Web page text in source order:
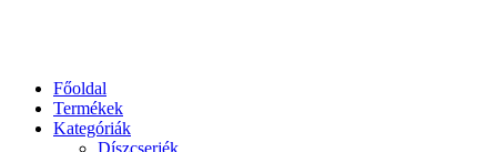
Főoldal
Termékek
Kategóriák
Díszcserjék